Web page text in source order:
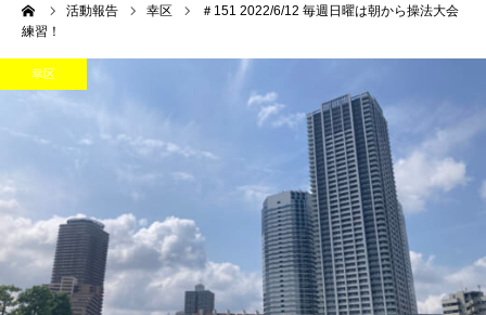
活動報告 幸区
＃151 2022/6/12 毎週日曜は朝から操法大会
練習！
幸区